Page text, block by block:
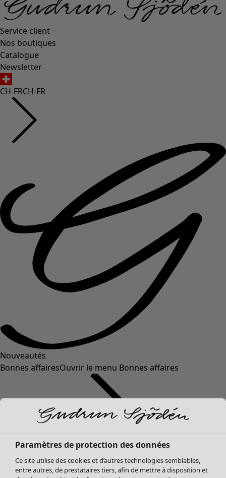
Service client
Nos boutiques
Catalogue
Newsletter
CH-FRCH-FR
Nouveautés
Bonnes affairesOuvrir le menu Bonnes affaires
Paramètres de protection des données
Ce site utilise des cookies et d’autres technologies semblables,
entre autres, de prestataires tiers, afin de mettre à disposition et